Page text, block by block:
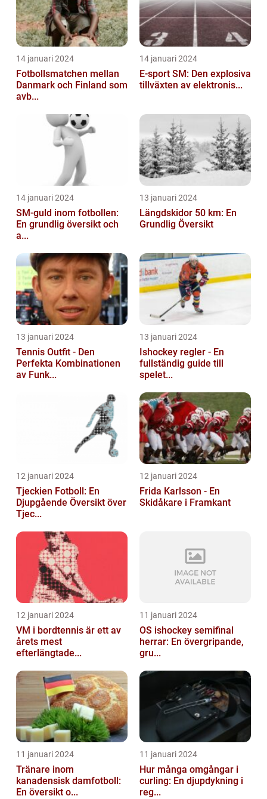
14 januari 2024
Fotbollsmatchen mellan
Danmark och Finland som
avb...
14 januari 2024
E-sport SM: Den explosiva
tillväxten av elektronis...
14 januari 2024
SM-guld inom fotbollen:
En grundlig översikt och
a...
13 januari 2024
Längdskidor 50 km: En
Grundlig Översikt
13 januari 2024
Tennis Outfit - Den
Perfekta Kombinationen
av Funk...
13 januari 2024
Ishockey regler - En
fullständig guide till
spelet...
12 januari 2024
Tjeckien Fotboll: En
Djupgående Översikt över
Tjec...
12 januari 2024
Frida Karlsson - En
Skidåkare i Framkant
12 januari 2024
VM i bordtennis är ett av
årets mest
efterlängtade...
11 januari 2024
OS ishockey semifinal
herrar: En övergripande,
gru...
11 januari 2024
Tränare inom
kanadensisk damfotboll:
En översikt o...
11 januari 2024
Hur många omgångar i
curling: En djupdykning i
reg...